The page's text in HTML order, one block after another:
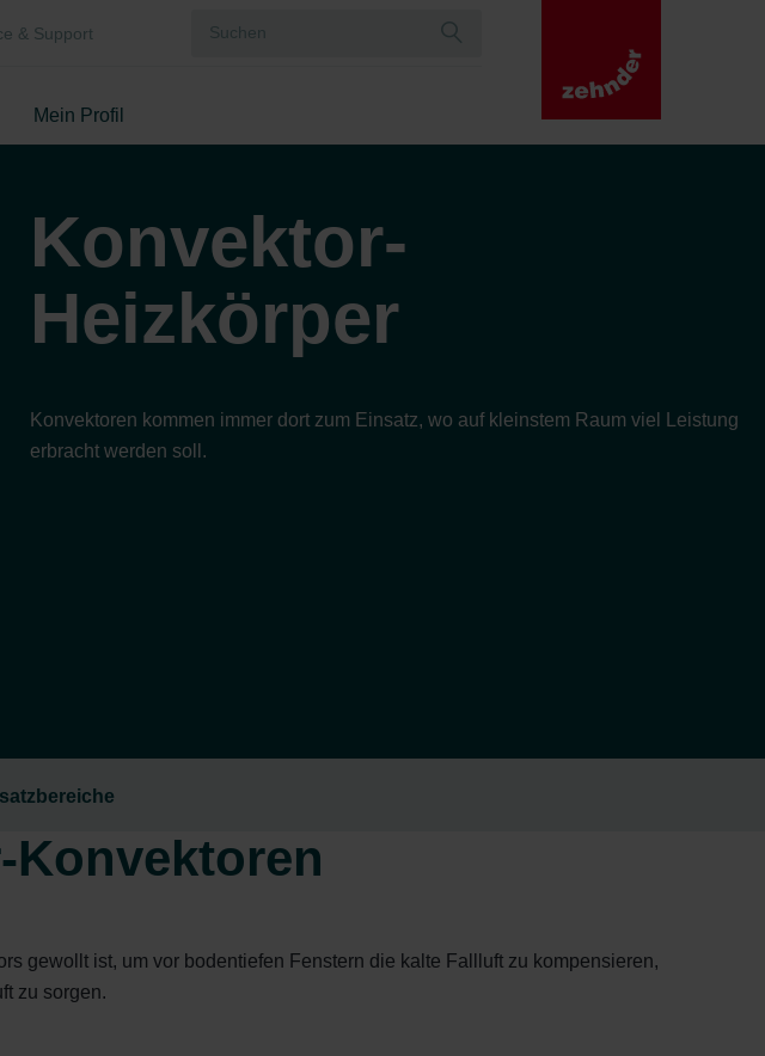
& Support
Mein Profil
Konvektor-
Heizkörper
Konvektoren kommen immer dort zum Einsatz, wo auf kleinstem Raum viel Leistung
erbracht werden soll.
Konvektoren
gewollt ist, um vor bodentiefen Fenstern die kalte Fallluft zu kompensieren,
zu sorgen.